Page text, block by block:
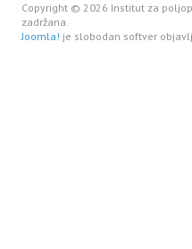
Copyright © 2026 Institut za
zadržana.
Joomla! je slobodan softver